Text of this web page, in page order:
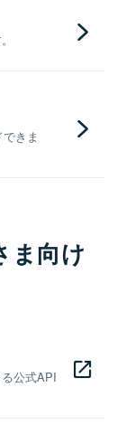
きま
ま向け
公式API